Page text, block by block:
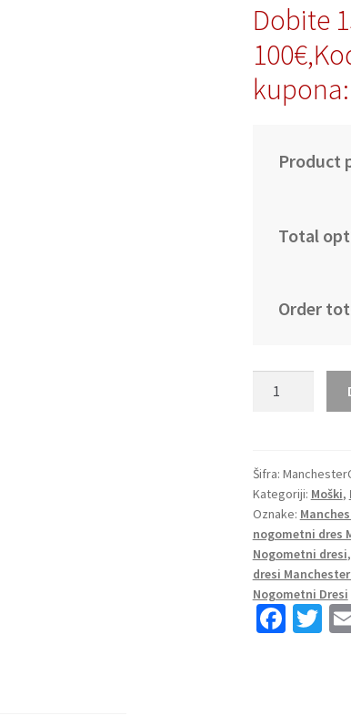
Dobite
Product
Total
Order
City
Gostujoči
2023
Kratek
Rokav
+
Kratke
hlače
Šifra:
Kategoriji: Moški,
Oznake:
nogometni dres
Nogometni dresi,
dresi
Nogometni Dresi
Fa T